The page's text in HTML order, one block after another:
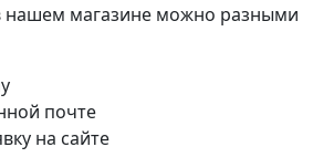
нашем магазине можно разными
почте
на сайте